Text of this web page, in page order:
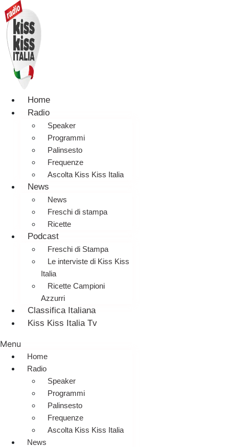
Home
Radio
Speaker
Programmi
Palinsesto
Frequenze
Ascolta Kiss Kiss Italia
News
News
Freschi di stampa
Ricette
Podcast
Freschi di Stampa
Le interviste di Kiss Kiss
Italia
Ricette Campioni
Azzurri
Classifica Italiana
Kiss Kiss Italia Tv
Menu
Home
Radio
Speaker
Programmi
Palinsesto
Frequenze
Ascolta Kiss Kiss Italia
News